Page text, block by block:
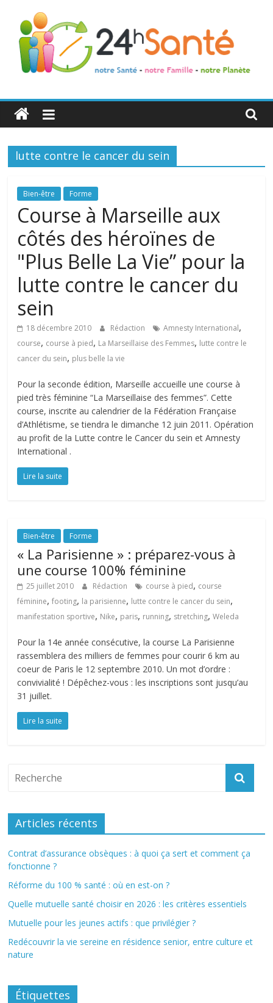
24h
Santé
La
de
toute
famille
lutte contre le cancer du sein
Bien-être Forme
Course à Marseille aux
côtés des héroïnes de
"Plus Belle La Vie” pour la
lutte contre le cancer du
sein
18 décembre 2010 Rédaction Amnesty International,
course, course à pied, La Marseillaise des Femmes, lutte contre le
cancer du sein, plus belle la vie
Pour la seconde édition, Marseille accueille une course à
pied très féminine “La Marseillaise des femmes”. Cette
course, inscrite au calendrier de la Fédération Française
d’Athlétisme, se tiendra le dimanche 12 juin 2011. Opération
au profit de la Lutte contre le Cancer du sein et Amnesty
International .
Lire la suite
Bien-être Forme
« La Parisienne » : préparez-vous à
une course 100% féminine
25 juillet 2010 Rédaction course à pied, course
féminine,footing, la parisienne, lutte contre le cancer du sein,
manifestation sportive, Nike, paris, running, stretching,Weleda
Pour la 14e année consécutive, la course La Parisienne
rassemblera des milliers de femmes pour courir 6 km au
coeur de Paris le 12 septembre 2010. Un mot d’ordre :
convivialité ! Dépêchez-vous : les inscriptions sont jusqu’au
31 juillet.
Lire la suite
Articles récents
Contrat d’assurance obsèques : à quoi ça sert et comment ça
fonctionne ?
Réforme du 100 % santé : où en est-on ?
Quelle mutuelle santé choisir en 2026 : les critères essentiels
Mutuelle pour les jeunes actifs : que privilégier ?
Redécouvrir la vie sereine en résidence senior, entre culture et
nature
Étiquettes